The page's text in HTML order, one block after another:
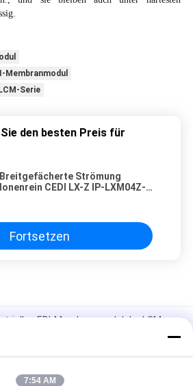
Membranmodul
Serie
den besten Preis für
Breitgefächerte Strömung
Ionenrein CEDI LX-Z IP-LXM04Z-5
Fortsetzen
EDI-Membranmodul der LCM-
5 Für Elektronik-, Lebensmittel-
7:54 AM